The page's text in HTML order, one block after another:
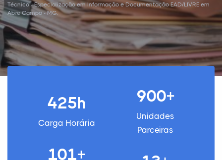
Técnico - Especialização em Informação e Documentação EAD/LIVRE em
Abre Campo - MG.
425h
Carga Horária
900+
Unidades
Parceiras
101+